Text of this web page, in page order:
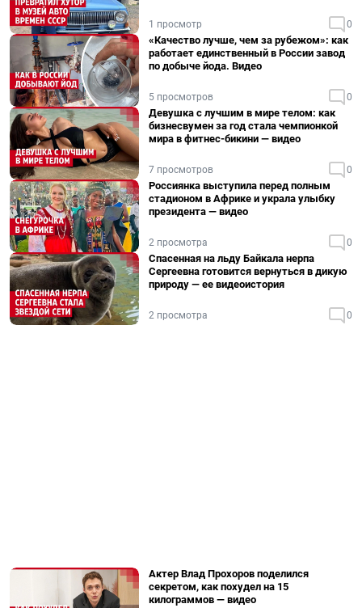
1 просмотр 0
«Качество лучше, чем за рубежом»: как
работает единственный в России завод
по добыче йода. Видео
5 просмотров 0
Девушка с лучшим в мире телом: как
бизнесвумен за год стала чемпионкой
мира в фитнес-бикини — видео
7 просмотров 0
Россиянка выступила перед полным
стадионом в Африке и украла улыбку
президента — видео
2 просмотра 0
Спасенная на льду Байкала нерпа
Сергеевна готовится вернуться в дикую
природу — ее видеоистория
2 просмотра 0
Актер Влад Прохоров поделился
секретом, как похудел на 15
килограммов — видео